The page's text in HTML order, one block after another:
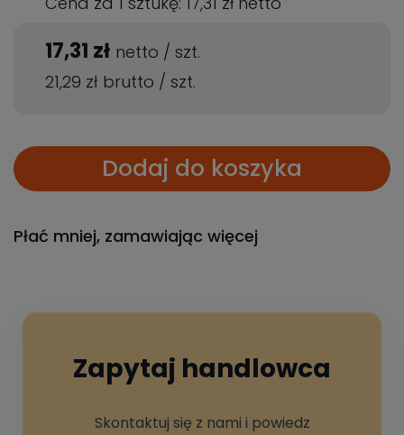
17,31 zł netto / szt.
21,29 zł brutto / szt.
Dodaj do koszyka
Płać mniej, zamawiając więcej
Zapytaj handlowca
Skontaktuj się z nami i powiedz